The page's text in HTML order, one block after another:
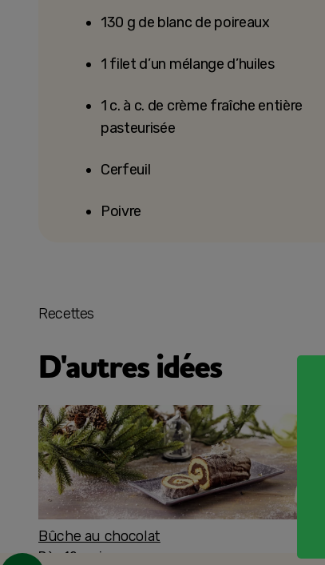
130 g de blanc de poireaux
1 filet d’un mélange d’huiles
1 c. à c. de crème fraîche entière
pasteurisée
Cerfeuil
Poivre
Recettes
D'autres idées
Bûche au chocolat
Dès 12 mois